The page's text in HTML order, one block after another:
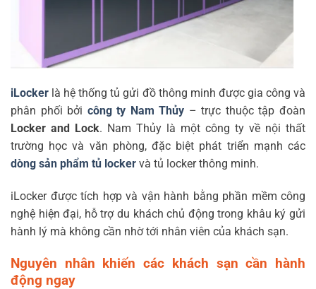
iLocker là hệ thống tủ gửi đồ thông minh được gia công và
phân phối bởi công ty Nam Thủy – trực thuộc tập đoàn
Locker and Lock. Nam Thủy là một công ty về nội thất
trường học và văn phòng, đặc biệt phát triển mạnh các
dòng sản phẩm tủ locker và tủ locker thông minh.
iLocker được tích hợp và vận hành bằng phần mềm công
nghệ hiện đại, hỗ trợ du khách chủ động trong khâu ký gửi
hành lý mà không cần nhờ tới nhân viên của khách sạn.
Nguyên nhân khiến các khách sạn cần hành
động ngay